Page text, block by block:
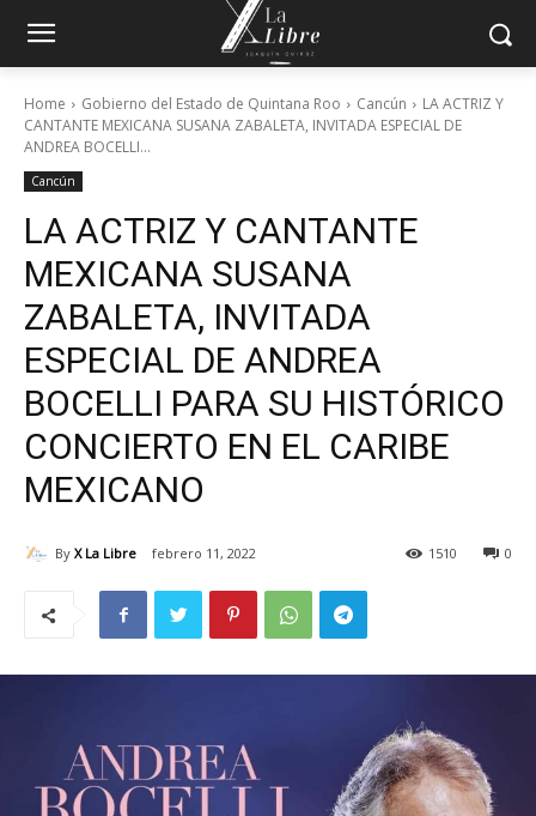
Home Gobierno del Estado de Quintana Roo Cancún
LA ACTRIZ Y
CANTANTE MEXICANA SUSANA ZABALETA, INVITADA ESPECIAL DE
ANDREA BOCELLI...
Cancún
LA ACTRIZ Y CANTANTE
MEXICANA SUSANA
ZABALETA, INVITADA
ESPECIAL DE ANDREA
BOCELLI PARA SU HISTÓRICO
CONCIERTO EN EL CARIBE
MEXICANO
By X La Libre febrero 11, 2022 0
1510